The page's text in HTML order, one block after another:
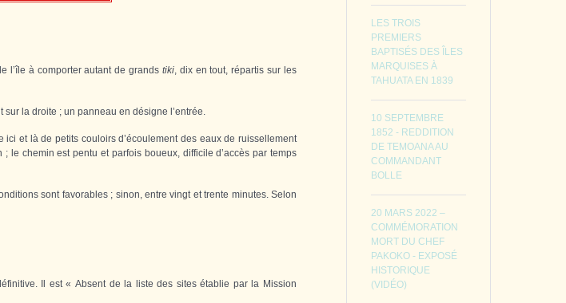
l’île à comporter autant de grands tiki, dix en tout, répartis sur les
sur la droite ; un panneau en désigne l’entrée.
ici et là de petits couloirs d’écoulement des eaux de ruissellement
chemin est pentu et parfois boueux, difficile d’accès par temps
sont favorables ; sinon, entre vingt et trente minutes. Selon
Il est « Absent de la liste des sites établie par la Mission
LES TROIS
PREMIERS
BAPTISÉS DES ÎLES
MARQUISES À
TAHUATA EN 1839
10 SEPTEMBRE
1852 - REDDITION
DE TEMOANA AU
COMMANDANT
BOLLE
20 MARS 2022 –
COMMÉMORATION
MORT DU CHEF
PAKOKO - EXPOSÉ
HISTORIQUE
(VIDÉO)